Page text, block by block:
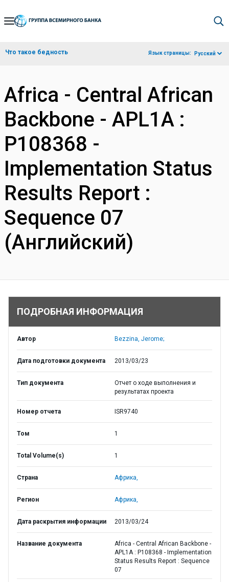
Skip
Navigation
Что такое бедность Язык страницы: Русский
Africa - Central African
Backbone - APL1A :
P108368 -
Implementation Status
Results Report :
Sequence 07
(Английский)
ПОДРОБНАЯ ИНФОРМАЦИЯ
Автор Bezzina, Jerome;
Дата подготовки документа 2013/03/23
Тип документа
Отчет о ходе выполнения и
результатах проекта
Номер отчета ISR9740
Том 1
Total Volume(s) 1
Страна Африка,
Регион Африка,
Дата раскрытия информации 2013/03/24
Название документа
Africa - Central African Backbone -
APL1A : P108368 - Implementation
Status Results Report : Sequence
07